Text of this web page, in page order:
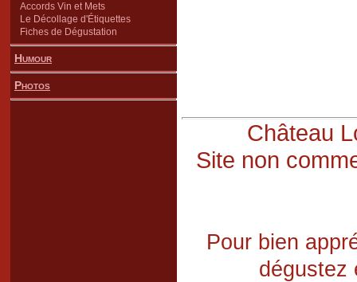
Accords Vin et Mets
Le Décollage d'Étiquettes
Fiches de Dégustation
Humour
Photos
Château
Site non
Pour bien
dégustez